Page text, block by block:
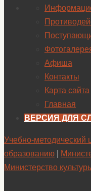
Афиша
Контакты
Карта сайта
Главная
ВЕРСИЯ ДЛЯ
Учебно-методический
образованию
Министерство